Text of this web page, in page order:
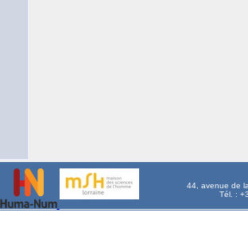
44, avenue de
Tél. :